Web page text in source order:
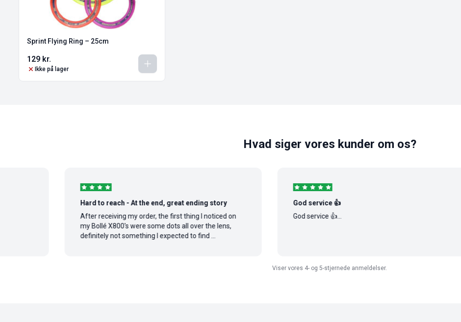
Sprint Flying Ring – 25cm
129 kr.
Ikke på lager
Hvad siger vores kunder om os?
Hard to reach - At the end, great ending story
After receiving my order, the first thing I noticed on
my Bollé X800's were some dots all over the lens,
definitely not something I expected to find ...
God service 👍
God service 👍...
Viser vores 4- og 5-stjernede anmeldelser.